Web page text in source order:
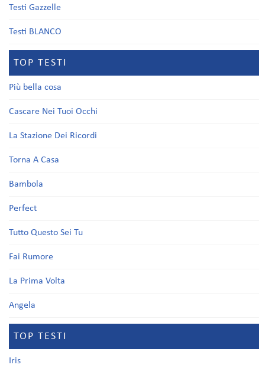
Testi Gazzelle
Testi BLANCO
TOP TESTI
Più bella cosa
Cascare Nei Tuoi Occhi
La Stazione Dei Ricordi
Torna A Casa
Bambola
Perfect
Tutto Questo Sei Tu
Fai Rumore
La Prima Volta
Angela
TOP TESTI
Iris